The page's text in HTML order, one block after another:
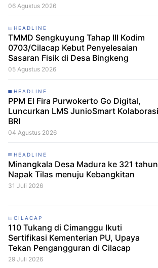
06 Agustus 2026
HEADLINE
TMMD Sengkuyung Tahap III Kodim
0703/Cilacap Kebut Penyelesaian
Sasaran Fisik di Desa Bingkeng
05 Agustus 2026
HEADLINE
PPM El Fira Purwokerto Go Digital,
Luncurkan LMS JunioSmart Kolaborasi
BRI
04 Agustus 2026
HEADLINE
Minangkala Desa Madura ke 321
Napak Tilas menuju Kebangkitan
31 Juli 2026
CILACAP
110 Tukang di Cimanggu Ikuti
Sertifikasi Kementerian PU, Upaya
Tekan Pengangguran di Cilacap
29 Juli 2026